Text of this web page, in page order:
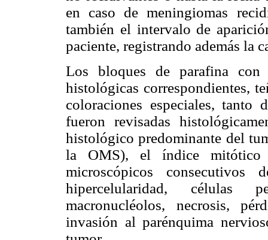
en caso de meningiomas
también el intervalo de
paciente, registrando además la
Los bloques de parafina
histológicas correspondientes,
coloraciones especiales,
fueron revisadas
histológico predominante del
la OMS), el índice mitótico
microscópicos
hipercelularidad, células
macronucléolos, necrosis,
invasión al parénquima